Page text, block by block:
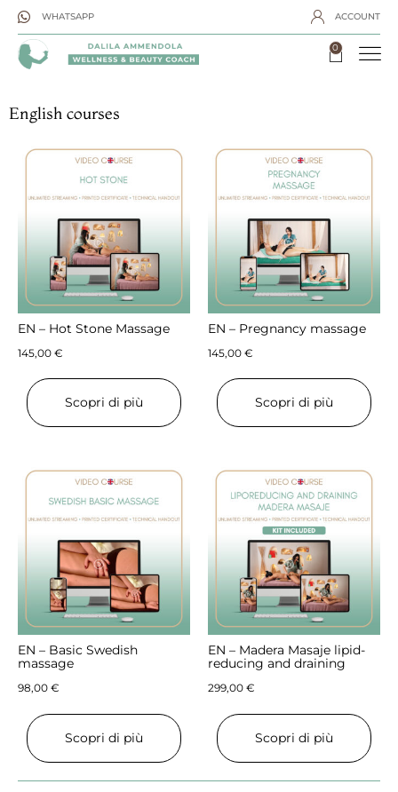
WHATSAPP ACCOUNT
0
English courses
EN – Hot Stone Massage
145,00 €
Scopri di più
EN – Pregnancy massage
145,00 €
Scopri di più
EN – Basic Swedish
massage
98,00 €
Scopri di più
EN – Madera Masaje lipid-
reducing and draining
299,00 €
Scopri di più